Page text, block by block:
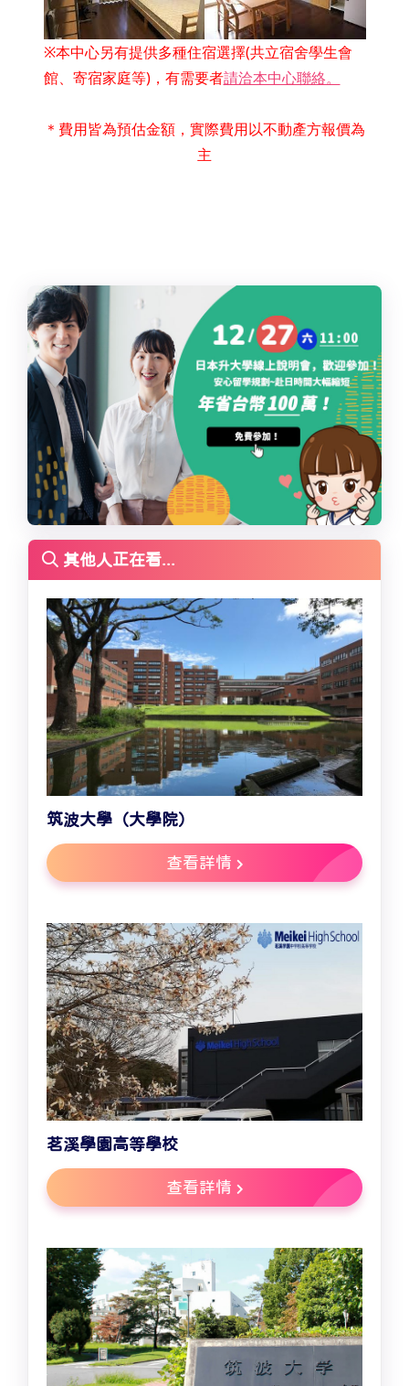
※本中心另有提供多種住宿選擇(共立宿舍學生會
館、寄宿家庭等)，有需要者請洽本中心聯絡。
＊費用皆為預估金額，實際費用以不動產方報價為
主
其他人正在看...
筑波大學（大學院）
查看詳情
茗溪學園高等學校
查看詳情